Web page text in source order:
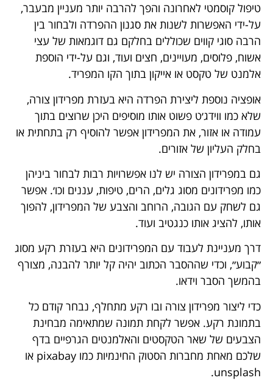
טיפול קוסמטי לאחרונה והפך להרבה יותר מעניין מבעבר,
על-ידי האפשרות לשנות את סגנון ההפרדה ולבחור בין
הרבה סוגי קווים שכוללים בחלקם גם דוגמאות של עצי
אשוח, פלוסים, מעויינים, חצים ועוד, וגם על-ידי הוספת
אלמנט של טקסט או אייקון בתוך הקו המפריד.
אופציה נוספת ליצירת הפרדה היא בעזרת מפרידון צורה,
שלא כמו ווידג׳ט פשוט אותו מוסיפים היכן שרוצים בתוך
עמודה או אזור, את המפרידון אפשר להוסיף רק בתחתית או
בחלק העליון של אזורים.
גם במפרידון הצורה יש לנו אפשרויות רבות לבחור ביניהן
כמו מפרידונים מסוג גלים, הרים, טיפות, עננים וכו׳. אפשר
גם לשחק עם הגובה, הרוחב והצבע של המפרידון, להפוך
אותו, להציג אותו כנגטיב ועוד.
דרך מעניינת לעבוד עם המפרידונים היא בעזרת רקע מסוג
״קבוע״, וכדי שההסבר הכתוב יהיה קל יותר להבנה, מצורף
בהמשך הסבר וידאו.
כדי ליצור מפרידון צורה ובו רקע מתחלף, נבחר קודם כל
בתמונת רקע. אפשר לקחת תמונה שמתאימה מבחינת
הצבעים של שאר הטקסטים והאלמנטים הגרפיים בדף
שלכם מאחת מחברות הסטוק החינמיות כמו pixabay או
unsplash.